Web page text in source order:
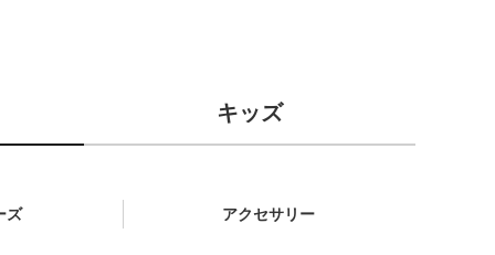
キッズ
ズ アクセサリー